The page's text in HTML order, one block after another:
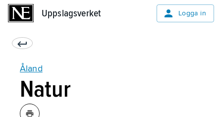
Uppslagsverket Logga in
Åland
Natur